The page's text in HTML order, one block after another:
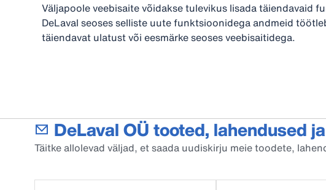
Väljapoole veebisaite võidakse tulevikus lisada täiendavaid
DeLaval seoses selliste uute funktsioonidega andmeid
täiendavat ulatust või eesmärke seoses veebisaitidega.
DeLaval OÜ tooted, lahendused
Täitke allolevad väljad, et saada uudiskirju meie toodete,